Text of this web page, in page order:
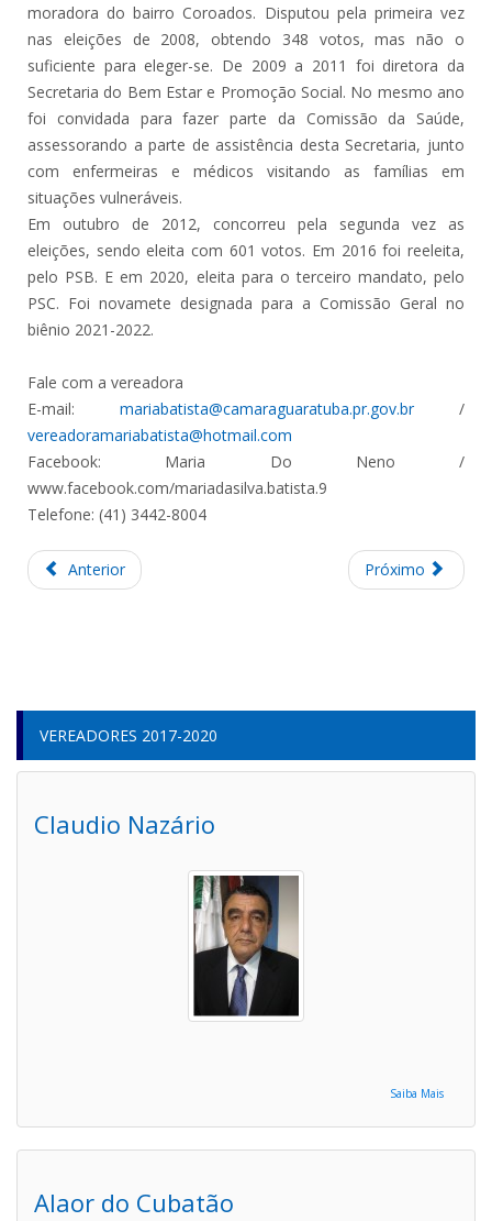
moradora do bairro Coroados. Disputou pela primeira vez
nas eleições de 2008, obtendo 348 votos, mas não o
suficiente para eleger-se. De 2009 a 2011 foi diretora da
Secretaria do Bem Estar e Promoção Social. No mesmo ano
foi convidada para fazer parte da Comissão da Saúde,
assessorando a parte de assistência desta Secretaria, junto
com enfermeiras e médicos visitando as famílias em
situações vulneráveis.
Em outubro de 2012, concorreu pela segunda vez as
eleições, sendo eleita com 601 votos. Em 2016 foi reeleita,
pelo PSB. E em 2020, eleita para o terceiro mandato, pelo
PSC. Foi novamete designada para a Comissão Geral no
biênio 2021-2022.
Fale com a vereadora
E-mail: mariabatista@camaraguaratuba.pr.gov.br/
vereadoramariabatista@hotmail.com
Facebook: Maria Do Neno /
www.facebook.com/mariadasilva.batista.9
Telefone: (41) 3442-8004
Anterior Próximo
VEREADORES 2017-2020
Claudio Nazário
Saiba Mais
Alaor do Cubatão